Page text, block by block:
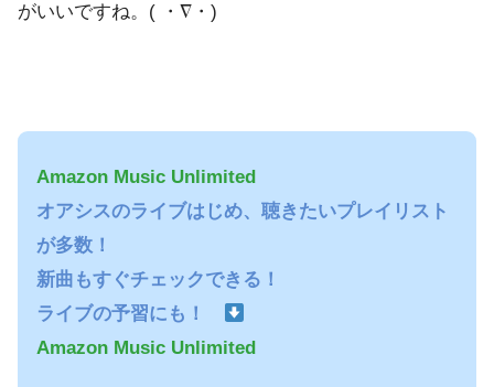
がいいですね。( ・∇・)
Amazon Music Unlimited
オアシスのライブはじめ、聴きたいプレイリスト
が多数！
新曲もすぐチェックできる！
ライブの予習にも！
Amazon Music Unlimited